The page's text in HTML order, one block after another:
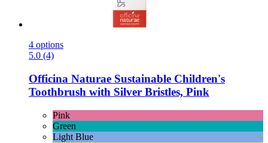
4 options
5.0 (4)
Officina Naturae Sustainable Children's
Toothbrush with Silver Bristles, Pink
Pink
Green
Light Blue